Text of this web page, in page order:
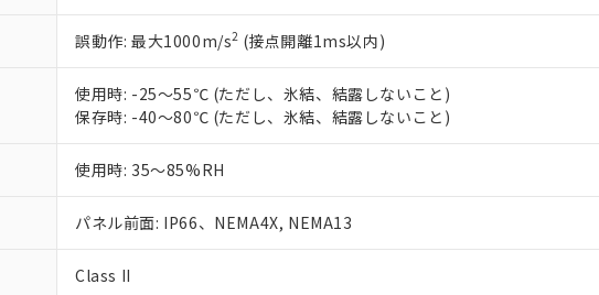
誤動作: 最大1000m/s2 (接点開離1ms以内)
使用時: -25～55℃ (ただし、氷結、結露しないこと)
保存時: -40～80℃ (ただし、氷結、結露しないこと)
使用時: 35～85%RH
パネル前面: IP66、NEMA4X, NEMA13
Class II
り割愛しております。